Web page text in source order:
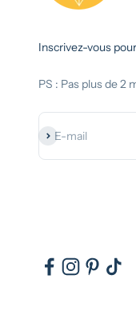
Inscrivez-vous
PS : Pas plus de 2
E-mail
S'inscrire